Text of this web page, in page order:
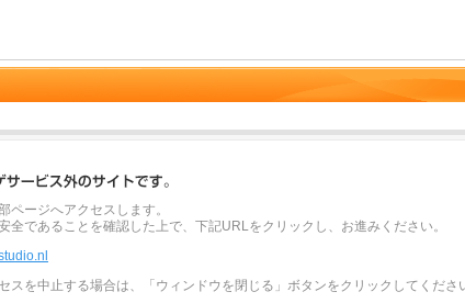
ページへアクセスします。
全であることを確認した上で、下記URLをクリックし、お進みください。
スを中止する場合は、「ウィンドウを閉じる」ボタンをクリックしてくださ